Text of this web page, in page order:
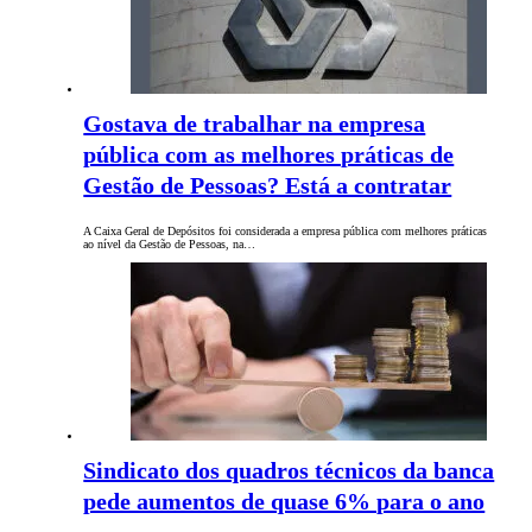
Gostava de trabalhar na empresa
pública com as melhores práticas de
Gestão de Pessoas? Está a contratar
A Caixa Geral de Depósitos foi considerada a empresa pública com melhores práticas
ao nível da Gestão de Pessoas, na…
Sindicato dos quadros técnicos da banca
pede aumentos de quase 6% para o ano